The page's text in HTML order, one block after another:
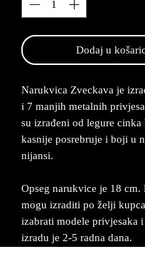
Dodaj u
Narukvica Zveckava je
i 7 manjih metalnih
su izrađeni od legure cinka
kasnije posrebruje i boji u
nijansi.
Opseg narukvice je 18 cm.
mogu izraditi po želji
izabrati modele privjesaka
izradu je 2-5 radna dana.